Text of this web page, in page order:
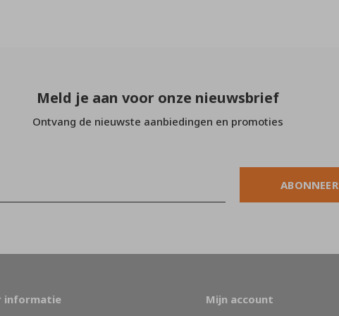
Meld je aan voor onze nieuwsbrief
Ontvang de nieuwste aanbiedingen en promoties
ABONNEER
informatie Mijn account